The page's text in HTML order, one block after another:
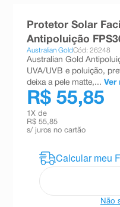
Protetor Solar
Antipoluição
Australian GoldCód: 26248
Australian Gold
UVA/UVB e poluição,
deixa a pele matte,... Ver
R$ 55,85
1 X de
R$ 55,85
s/ juros no cartão
Não
absorvente
10ºshampoo